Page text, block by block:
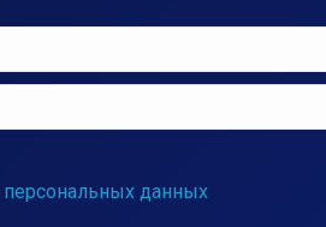
персональных данных